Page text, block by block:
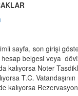
sayfa, son girişi
belgesi veya
kalıyorsa Noter
T.C.
kalıyorsa